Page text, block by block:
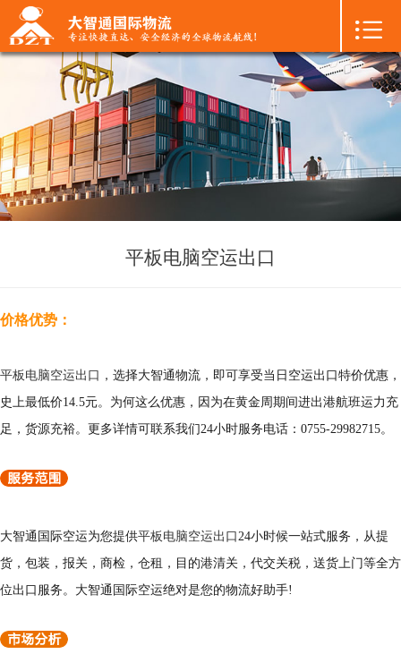
首页
国际空运 +
国际海运 +
国际陆运 +
进口物流
联系我们 +

平板电脑空运出口
价格优势：
平板电脑空运出口 ，选择大智通物流，即可享受当日空运出口特价优惠，
史上最低价14.5元。为何这么优惠，因为在黄金周期间进出港航班运力充
足，货源充裕。更多详情可联系我们24小时服务电话：0755-29982715。
大智通国际空运为您提供平板电脑空运出口 24小时候一站式服务，从提
货，包装，报关，商检，仓租，目的港清关，代交关税，送货上门等全方
位出口服务。大智通国际空运绝对是您的物流好助手!